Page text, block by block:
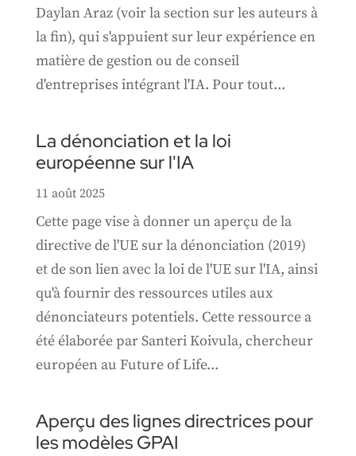
Daylan Araz (voir la section sur les auteurs à
la fin), qui s'appuient sur leur expérience en
matière de gestion ou de conseil
d'entreprises intégrant l'IA. Pour tout...
La dénonciation et la loi
européenne sur l'IA
11 août 2025
Cette page vise à donner un aperçu de la
directive de l'UE sur la dénonciation (2019)
et de son lien avec la loi de l'UE sur l'IA, ainsi
qu'à fournir des ressources utiles aux
dénonciateurs potentiels. Cette ressource a
été élaborée par Santeri Koivula, chercheur
européen au Future of Life...
Aperçu des lignes directrices pour
les modèles GPAI